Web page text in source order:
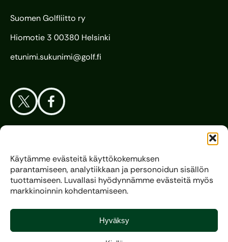
Käytämme evästeitä käyttökokemuksen
parantamiseen, analytiikkaan ja personoidun sisällön
tuottamiseen. Luvallasi hyödynnämme evästeitä myös
markkinoinnin kohdentamiseen.
Hyväksy
Suomen Golfliitto ry
Hiomotie 3 00380 Helsinki
etunimi.sukunimi@golf.fi
Liitto
Kilpagolf